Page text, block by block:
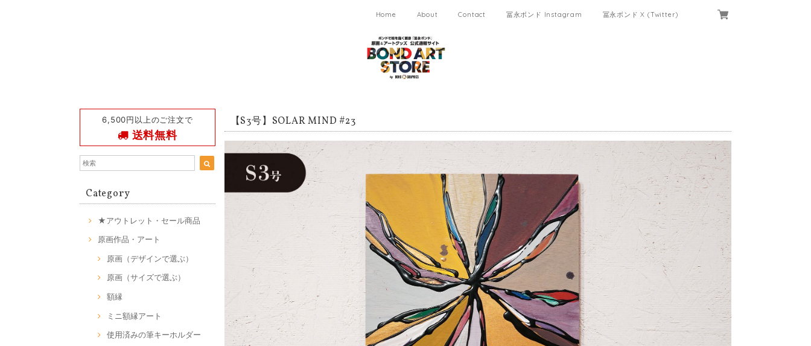
Home About Contact 冨永ボンド Instagram 冨永ボンド X (Twitter)
6,500円以上のご注文で
送料無料
Category
★アウトレット・セール商品
原画作品・アート
原画（デザインで選ぶ）
原画（サイズで選ぶ）
額縁
ミニ額縁アート
使用済みの筆キーホルダー
【S3号】SOLAR MIND #23